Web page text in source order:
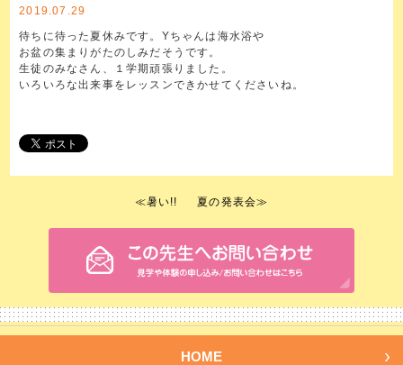
2019.07.29
待ちに待った夏休みです。Yちゃんは海水浴や
お盆の集まりがたのしみだそうです。
生徒のみなさん、１学期頑張りました。
いろいろな出来事をレッスンできかせてくださいね。
≪暑い!! 夏の発表会≫
HOME